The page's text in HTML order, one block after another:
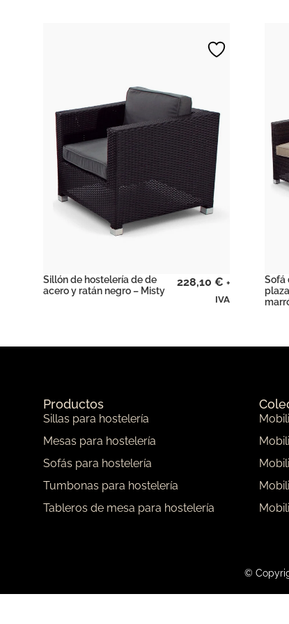
Sillón de hostelería de de
acero y ratán negro – Misty
228,10 € +
IVA
Sofá
Productos
Sillas para hostelería
Mesas para hostelería
Sofás para hostelería
Tumbonas para hostelería
Tableros de mesa para hostelería
©